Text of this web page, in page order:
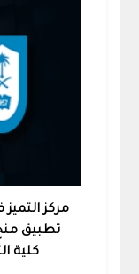
مركز
تطبيق
كلية